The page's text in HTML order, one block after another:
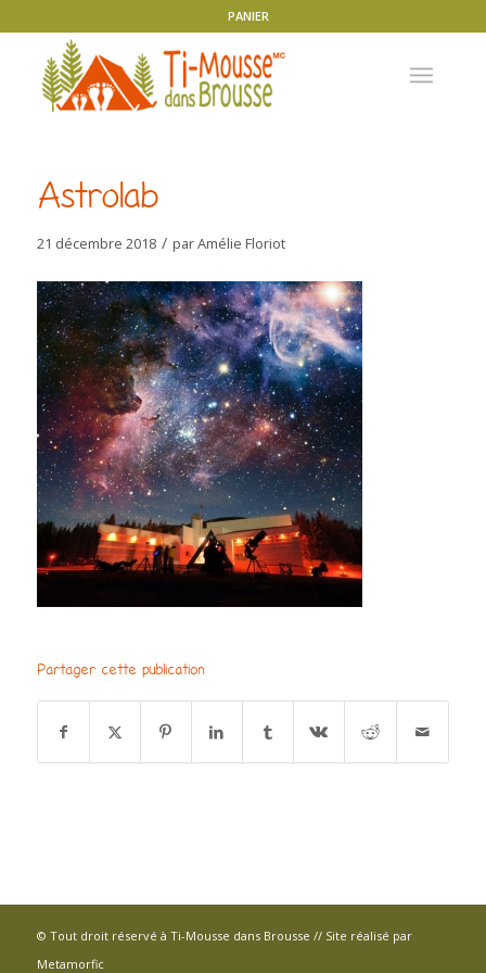
PANIER
Astrolab
21 décembre 2018 / parAmélie Floriot
Partager cette publication
© Tout droit réservé à Ti-Mousse dans Brousse // Site réalisé par
Metamorfic